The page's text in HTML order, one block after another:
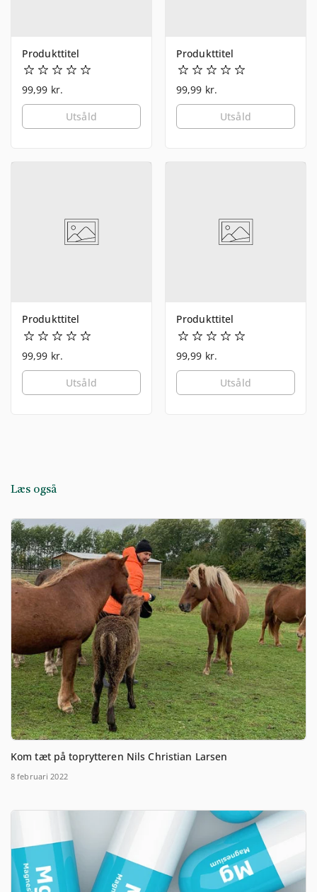
Produkttitel
99,99 kr.
Utsåld
Produkttitel
99,99 kr.
Utsåld
Produkttitel
99,99 kr.
Utsåld
Produkttitel
99,99 kr.
Utsåld
Læs også
Kom tæt på toprytteren Nils Christian Larsen
8 februari 2022